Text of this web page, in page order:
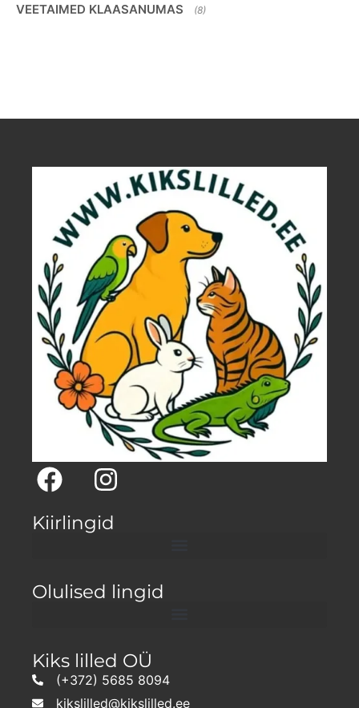
VEETAIMED KLAASANUMAS (8)
Kiirlingid
Olulised lingid
Kiks lilled OÜ
(+372) 5685 8094
kikslilled@kikslilled.ee